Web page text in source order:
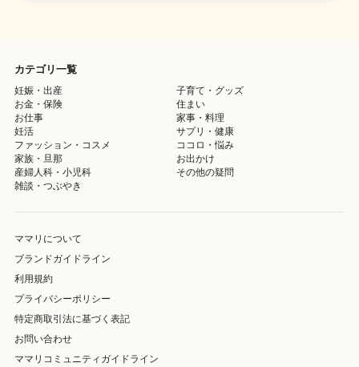
カテゴリ一覧
妊娠・出産
子育て・グッズ
お金・保険
住まい
お仕事
家事・料理
妊活
サプリ・健康
ファッション・コスメ
ココロ・悩み
家族・旦那
お出かけ
産婦人科・小児科
その他の疑問
雑談・つぶやき
ママリについて
ブランドガイドライン
利用規約
プライバシーポリシー
特定商取引法に基づく表記
お問い合わせ
ママリコミュニティガイドライン